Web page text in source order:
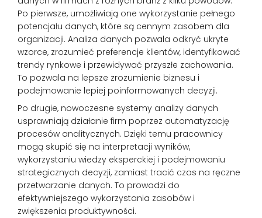
Po pierwsze, umożliwiają one wykorzystanie pełnego
potencjału danych, które są cennym zasobem dla
organizacji. Analiza danych pozwala odkryć ukryte
wzorce, zrozumieć preferencje klientów, identyfikować
trendy rynkowe i przewidywać przyszłe zachowania.
To pozwala na lepsze zrozumienie biznesu i
podejmowanie lepiej poinformowanych decyzji.
Po drugie, nowoczesne systemy analizy danych
usprawniają działanie firm poprzez automatyzację
procesów analitycznych. Dzięki temu pracownicy
mogą skupić się na interpretacji wyników,
wykorzystaniu wiedzy eksperckiej i podejmowaniu
strategicznych decyzji, zamiast tracić czas na ręczne
przetwarzanie danych. To prowadzi do
efektywniejszego wykorzystania zasobów i
zwiększenia produktywności.